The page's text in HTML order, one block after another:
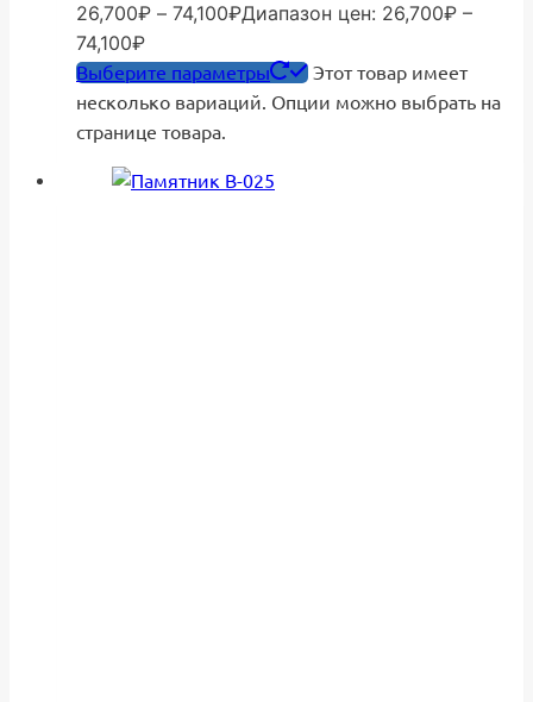
26,700₽ – 74,100₽Диапазон цен: 26,700₽ –
74,100₽
Выберите параметры
Этот товар имеет
несколько вариаций. Опции можно выбрать на
странице товара.